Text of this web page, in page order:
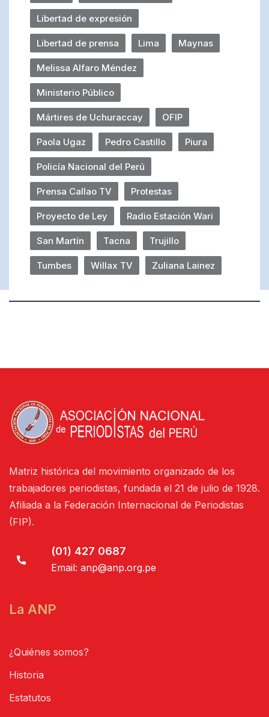
Libertad de expresión
Libertad de prensa Lima Maynas
Melissa Alfaro Méndez
Ministerio Público
Mártires de Uchuraccay OFIP
Paola Ugaz Pedro Castillo Piura
Policía Nacional del Perú
Prensa Callao TV Protestas
Proyecto de Ley Radio Estación Wari
San Martín Tacna Trujillo
Tumbes Willax TV Zuliana Lainez
Matriz histórica del movimiento organizado de los
trabajadores periodistas, fundada el 21 de julio de 1928.
Afiliada a la Federación Internacional de Periodistas
(FIP).
(01) 427 0687
Email: anp@anp.org.pe
La ANP
¿Quiénes somos?
Historia
Estatutos